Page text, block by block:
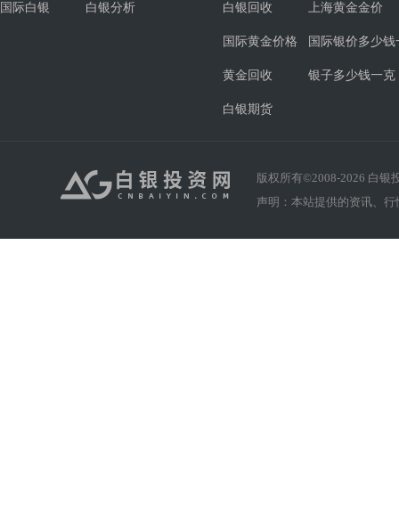
国际白银 白银分析 白银回收 上海黄金金价
国际黄金价格 国际银价多少钱
黄金回收 银子多少钱一克
白银期货
版权所有©2008-2026 白银
声明：本站提供的资讯、